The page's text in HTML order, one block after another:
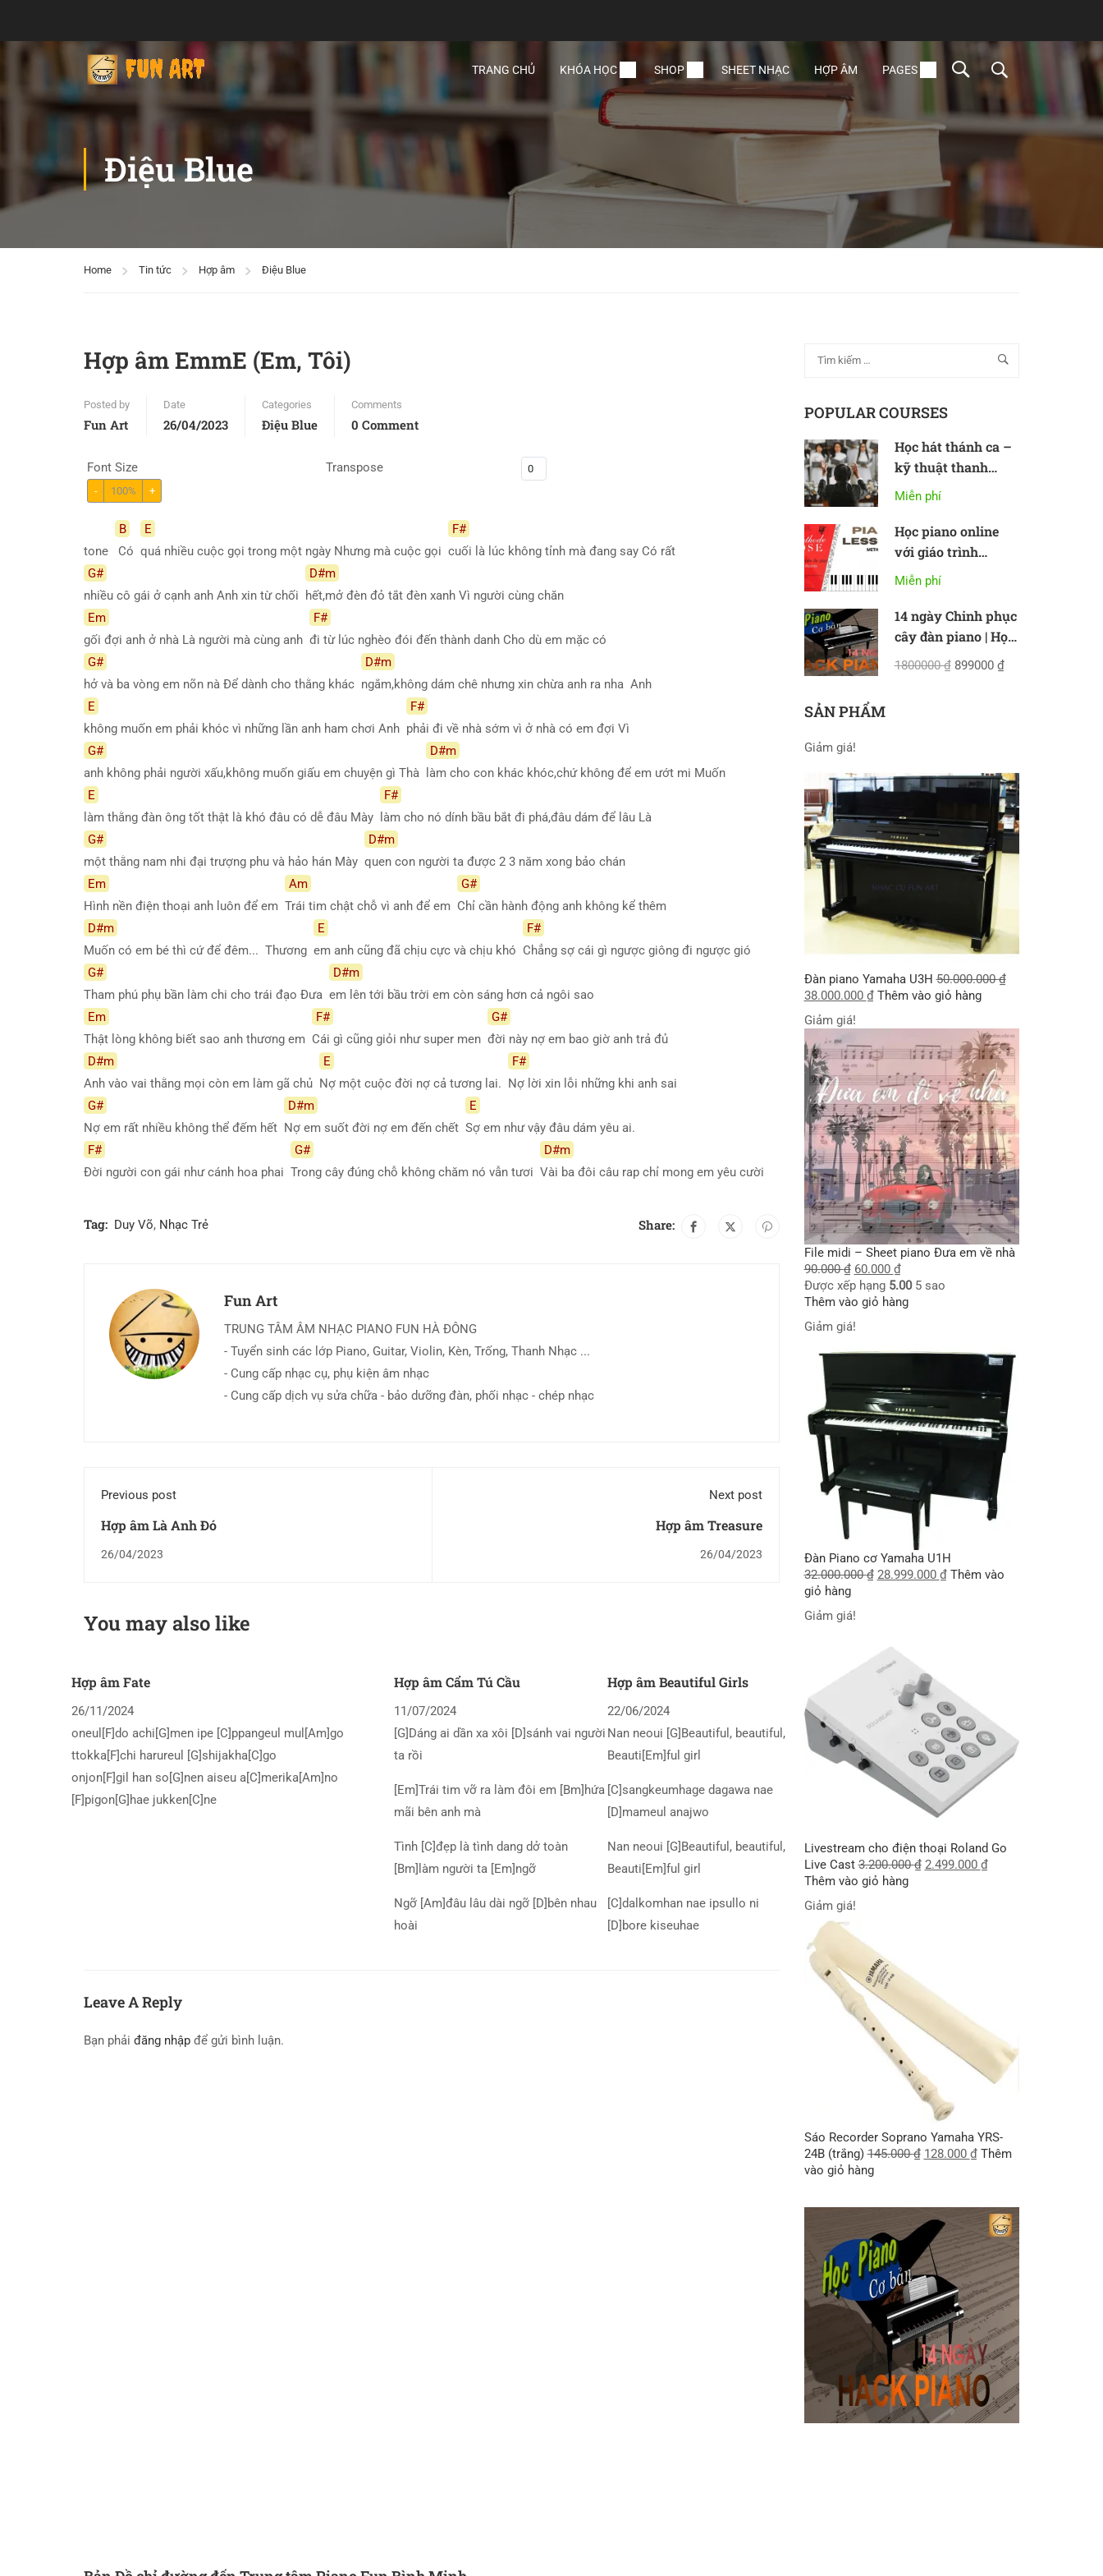
TRANG CHỦ KHÓA HỌC SHOP SHEET NHẠC HỢP ÂM PAGES
Điệu Blue
Home Tin tức Hợp âm Điệu Blue
Hợp âm EmmE (Em, Tôi)
Posted by
Fun Art
Date
26/04/2023
Categories
Điệu Blue
Comments
0 Comment
Font Size
- 100% +
Transpose
tone
B
Có
E
quá nhiều cuộc gọi trong một ngày Nhưng mà cuộc gọi
F#
cuối là lúc không tỉnh mà đang say Có rất
G#
nhiều cô gái ở cạnh anh Anh xin từ chối
D#m
hết,mở đèn đỏ tắt đèn xanh Vì người cùng chăn
Em
gối đợi anh ở nhà Là người mà cùng anh
F#
đi từ lúc nghèo đói đến thành danh Cho dù em mặc có
G#
hở và ba vòng em nõn nà Để dành cho thằng khác
D#m
ngắm,không dám chê nhưng xin chừa anh ra nha Anh
E
không muốn em phải khóc vì những lần anh ham chơi Anh
F#
phải đi về nhà sớm vì ở nhà có em đợi Vì
G#
anh không phải người xấu,không muốn giấu em chuyện gì Thà
D#m
làm cho con khác khóc,chứ không để em ướt mi Muốn
E
làm thằng đàn ông tốt thật là khó đâu có dễ đâu Mày
F#
làm cho nó dính bầu bắt đi phá,đâu dám để lâu Là
G#
một thằng nam nhi đại trượng phu và hảo hán Mày
D#m
quen con người ta được 2 3 năm xong bảo chán
Em
Hình nền điện thoại anh luôn để em
Am
Trái tim chật chỗ vì anh để em
G#
Chỉ cần hành động anh không kể thêm
D#m
Muốn có em bé thì cứ để đêm... Thương
E
em anh cũng đã chịu cực và chịu khó
F#
Chẳng sợ cái gì ngược giông đi ngược gió
G#
Tham phú phụ bần làm chi cho trái đạo Đưa
D#m
em lên tới bầu trời em còn sáng hơn cả ngôi sao
Em
Thật lòng không biết sao anh thương em
F#
Cái gì cũng giỏi như super men
G#
đời này nợ em bao giờ anh trả đủ
D#m
Anh vào vai thằng mọi còn em làm gã chủ
E
Nợ một cuộc đời nợ cả tương lai.
F#
Nợ lời xin lỗi những khi anh sai
G#
Nợ em rất nhiều không thể đếm hết
D#m
Nợ em suốt đời nợ em đến chết
E
Sợ em như vậy đâu dám yêu ai.
F#
Đời người con gái như cánh hoa phai
G#
Trong cây đúng chỗ không chăm nó vẫn tươi
D#m
Vài ba đôi câu rap chỉ mong em yêu cười
Tag: Duy Võ, Nhạc Trẻ Share:
Fun Art
TRUNG TÂM ÂM NHẠC PIANO FUN HÀ ĐÔNG
- Tuyển sinh các lớp Piano, Guitar, Violin, Kèn, Trống, Thanh Nhạc ...
- Cung cấp nhạc cụ, phụ kiện âm nhạc
- Cung cấp dịch vụ sửa chữa - bảo dưỡng đàn, phối nhạc - chép nhạc
Previous post
Hợp âm Là Anh Đó
26/04/2023
Next post
Hợp âm Treasure
26/04/2023
You may also like
Hợp âm Fate
26/11/2024
oneul[F]do achi[G]men ipe [C]ppangeul mul[Am]go
ttokka[F]chi harureul [G]shijakha[C]go
onjon[F]gil han so[G]nen aiseu a[C]merika[Am]no
[F]pigon[G]hae jukken[C]ne
Hợp âm Cẩm Tú Cầu
11/07/2024
[G]Dáng ai dần xa xôi [D]sánh vai người
ta rồi
[Em]Trái tim vỡ ra làm đôi em [Bm]hứa
mãi bên anh mà
Tình [C]đẹp là tình dang dở toàn
[Bm]làm người ta [Em]ngỡ
Ngỡ [Am]đâu lâu dài ngỡ [D]bên nhau
hoài
Hợp âm Beautiful Girls
22/06/2024
Nan neoui [G]Beautiful, beautiful,
Beauti[Em]ful girl
[C]sangkeumhage dagawa nae
[D]mameul anajwo
Nan neoui [G]Beautiful, beautiful,
Beauti[Em]ful girl
[C]dalkomhan nae ipsullo ni
[D]bore kiseuhae
Leave A Reply
Bạn phải đăng nhập để gửi bình luận.
POPULAR COURSES
Học hát thánh ca –
kỹ thuật thanh
nhạc cơ bản
Miễn phí
Học piano online
với giáo trình
Methode Rose
Miễn phí
14 ngày Chinh phục
cây đàn piano | Học
piano online cơ bản
1800000 ₫ 899000 ₫
SẢN PHẨM
Giảm giá!
Đàn piano Yamaha U3H 50.000.000₫
38.000.000 ₫ Thêm vào giỏ hàng
Giảm giá!
File midi – Sheet piano Đưa em về nhà
90.000₫ 60.000 ₫
Được xếp hạng 5.005 sao
Thêm vào giỏ hàng
Giảm giá!
Đàn Piano cơ Yamaha U1H
32.000.000₫ 28.999.000 ₫ Thêm vào
giỏ hàng
Giảm giá!
Livestream cho điện thoại Roland Go
Live Cast 3.200.000₫ 2.499.000 ₫
Thêm vào giỏ hàng
Giảm giá!
Sáo Recorder Soprano Yamaha YRS-
24B (trắng) 145.000₫ 128.000 ₫ Thêm
vào giỏ hàng